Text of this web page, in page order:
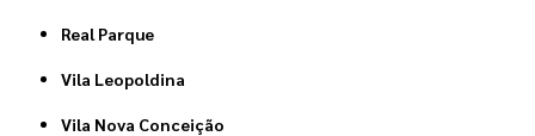
Real Parque
Vila Leopoldina
Vila Nova Conceição